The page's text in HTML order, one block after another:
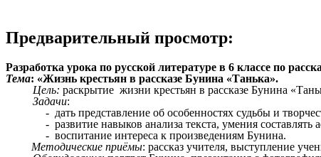
Предварительный просмотр:
Разработка урока по русской литературе в 6 классе по
Тема: «Жизнь крестьян в рассказе Бунина «Танька».
Цель: раскрытие жизни крестьян в рассказе Бунина
Задачи:
- дать представление об особенностях судьбы и
- развитие навыков анализа текста, умения составлять
- воспитание интереса к произведениям Бунина.
Методические приёмы: рассказ учителя, выступление